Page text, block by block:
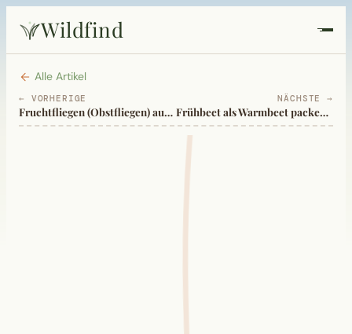
Wildfind
Startseite
Pflanzen
Alle Artikel
← VORHERIGE
Fruchtfliegen (Obstfliegen) austricksen
NÄCHSTE →
Frühbeet als Warmbeet packen, erste Saat und Pflanzung